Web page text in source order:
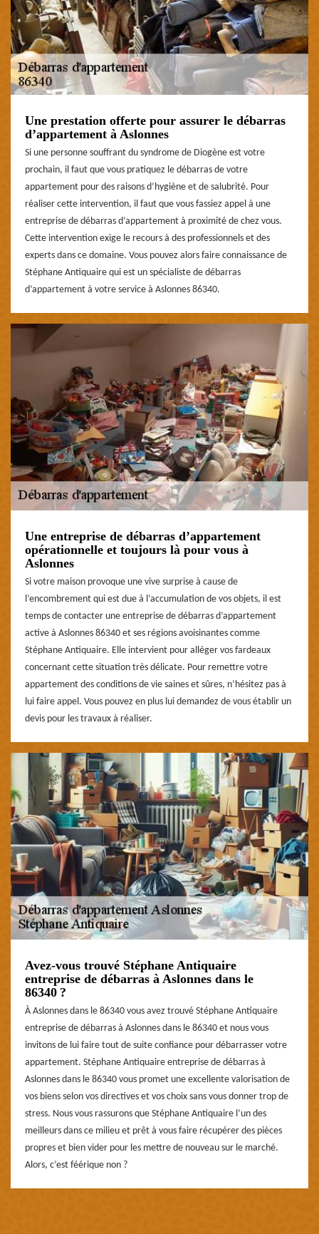
Une prestation offerte pour assurer le débarras
d’appartement à Aslonnes
Si une personne souffrant du syndrome de Diogène est votre
prochain, il faut que vous pratiquez le débarras de votre
appartement pour des raisons d’hygiène et de salubrité. Pour
réaliser cette intervention, il faut que vous fassiez appel à une
entreprise de débarras d’appartement à proximité de chez vous.
Cette intervention exige le recours à des professionnels et des
experts dans ce domaine. Vous pouvez alors faire connaissance de
Stéphane Antiquaire qui est un spécialiste de débarras
d’appartement à votre service à Aslonnes 86340.
Une entreprise de débarras d’appartement
opérationnelle et toujours là pour vous à
Aslonnes
Si votre maison provoque une vive surprise à cause de
l’encombrement qui est due à l’accumulation de vos objets, il est
temps de contacter une entreprise de débarras d’appartement
active à Aslonnes 86340 et ses régions avoisinantes comme
Stéphane Antiquaire. Elle intervient pour alléger vos fardeaux
concernant cette situation très délicate. Pour remettre votre
appartement des conditions de vie saines et sûres, n’hésitez pas à
lui faire appel. Vous pouvez en plus lui demandez de vous établir un
devis pour les travaux à réaliser.
Avez-vous trouvé Stéphane Antiquaire
entreprise de débarras à Aslonnes dans le
86340 ?
À Aslonnes dans le 86340 vous avez trouvé Stéphane Antiquaire
entreprise de débarras à Aslonnes dans le 86340 et nous vous
invitons de lui faire tout de suite confiance pour débarrasser votre
appartement. Stéphane Antiquaire entreprise de débarras à
Aslonnes dans le 86340 vous promet une excellente valorisation de
vos biens selon vos directives et vos choix sans vous donner trop de
stress. Nous vous rassurons que Stéphane Antiquaire l’un des
meilleurs dans ce milieu et prêt à vous faire récupérer des pièces
propres et bien vider pour les mettre de nouveau sur le marché.
Alors, c’est féérique non ?